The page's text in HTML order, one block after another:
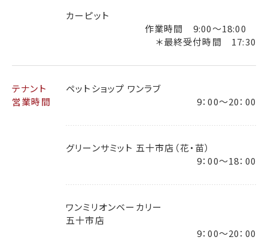
カーピット
作業時間 9:00～18:00
＊最終受付時間 17:30
テナント
営業時間
ペットショップ ワンラブ
9：00～20：00
グリーンサミット 五十市店（花・苗）
9：00～18：00
ワンミリオンベーカリー
五十市店
9：00～20：00